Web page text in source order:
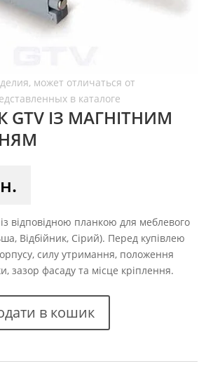
GTV ІЗ МАГНІТНИМ
відповідною планкою для меблевого
Відбійник, Сірий). Перед купівлею
силу утримання, положення
зазор фасаду та місце кріплення.
в кошик